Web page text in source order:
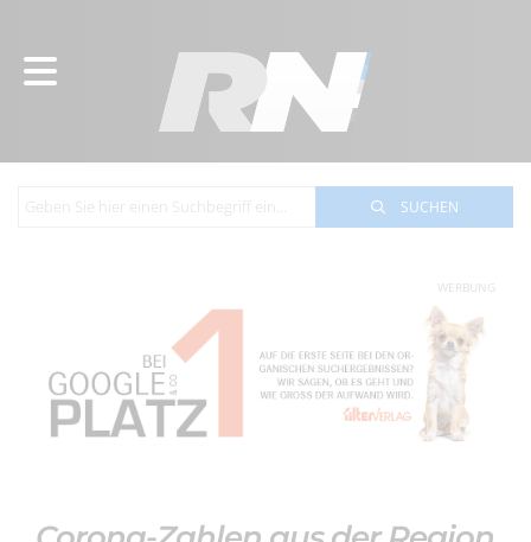
SUCHEN
WERBUNG